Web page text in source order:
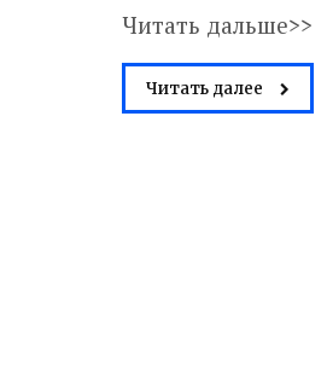
Читать дальше>>
Читать далее